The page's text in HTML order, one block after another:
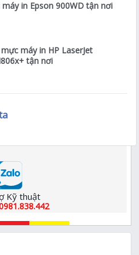
in Epson 900WD tận nơi
máy in HP LaserJet
tận nơi
Kỹ thuật